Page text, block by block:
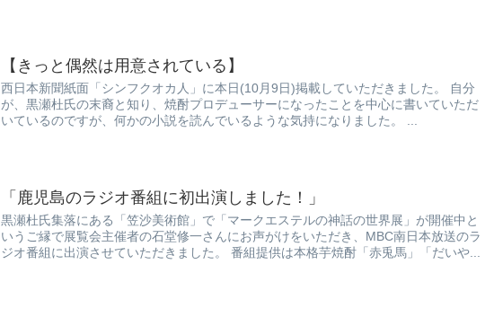
【きっと偶然は用意されている】
西日本新聞紙面「シンフクオカ人」に本日(10月9日)掲載していただきました。 自分
が、黒瀬杜氏の末裔と知り、焼酎プロデューサーになったことを中心に書いていただ
いているのですが、何かの小説を読んでいるような気持になりました。 ...
「鹿児島のラジオ番組に初出演しました！」
黒瀬杜氏集落にある「笠沙美術館」で「マークエステルの神話の世界展」が開催中と
いうご縁で展覧会主催者の石堂修一さんにお声がけをいただき、MBC南日本放送のラ
ジオ番組に出演させていただきました。 番組提供は本格芋焼酎「赤兎馬」「だいや...